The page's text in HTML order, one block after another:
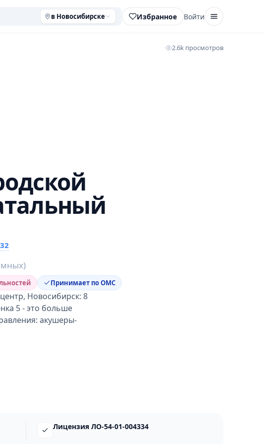
в Новосибирске Избранное Войти
2.6k просмотров
Принимает по ОМС
Новосибирск: 8
5 - это больше
акушеры-
Лицензия ЛО-54-01-004334